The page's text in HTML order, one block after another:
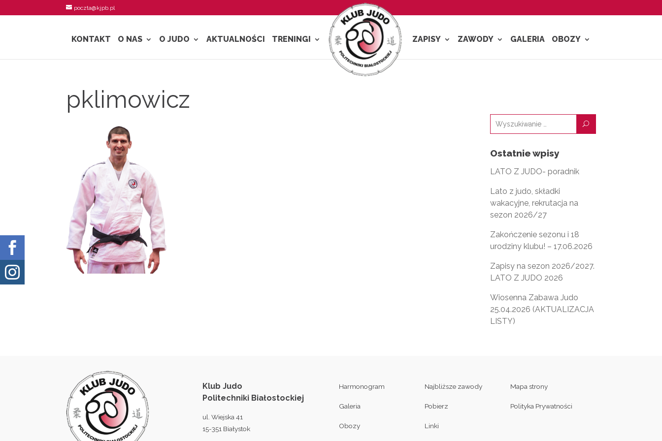
poczta@kjpb.pl
KONTAKT O NAS O JUDO AKTUALNOŚCI TRENINGI ZAPISY ZAWODY GALERIA OBOZY


pklimowicz
U
Ostatnie wpisy
LATO Z JUDO- poradnik
Lato z judo, składki
wakacyjne, rekrutacja na
sezon 2026/27
Zakończenie sezonu i 18
urodziny klubu! – 17.06.2026
Zapisy na sezon 2026/2027.
LATO Z JUDO 2026
Wiosenna Zabawa Judo
25.04.2026 (AKTUALIZACJA
LISTY)
Klub Judo
Politechniki Białostockiej
ul. Wiejska 41
15-351 Białystok
Harmonogram
Galeria
Obozy
Najbliższe zawody
Pobierz
Linki
Mapa strony
Polityka Prywatności